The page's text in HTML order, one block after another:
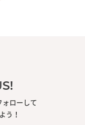
ローして
う！